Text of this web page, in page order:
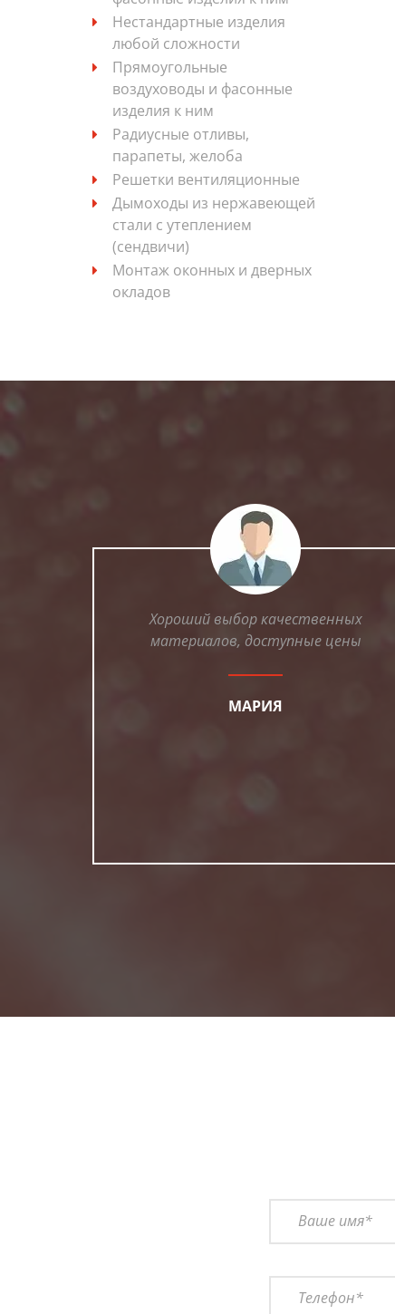
Нестандартные изделия
любой сложности
Прямоугольные
воздуховоды и фасонные
изделия к ним
Радиусные отливы,
парапеты, желоба
Решетки вентиляционные
Дымоходы из нержавеющей
стали с утеплением
(сендвичи)
Монтаж оконных и дверных
окладов
Хороший выбор качественных
материалов, доступные цены
МАРИЯ